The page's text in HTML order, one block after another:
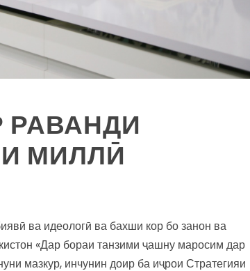
МИЛЛӢ
ва идеологӣ ва бахши кор бо занон ва
«Дар бораи танзими ҷашну маросим дар
мазкур, инчунин доир ба иҷрои Стратегияи